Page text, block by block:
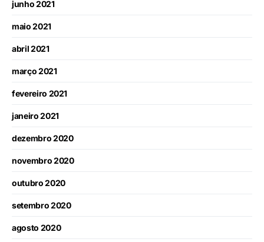
junho 2021
maio 2021
abril 2021
março 2021
fevereiro 2021
janeiro 2021
dezembro 2020
novembro 2020
outubro 2020
setembro 2020
agosto 2020